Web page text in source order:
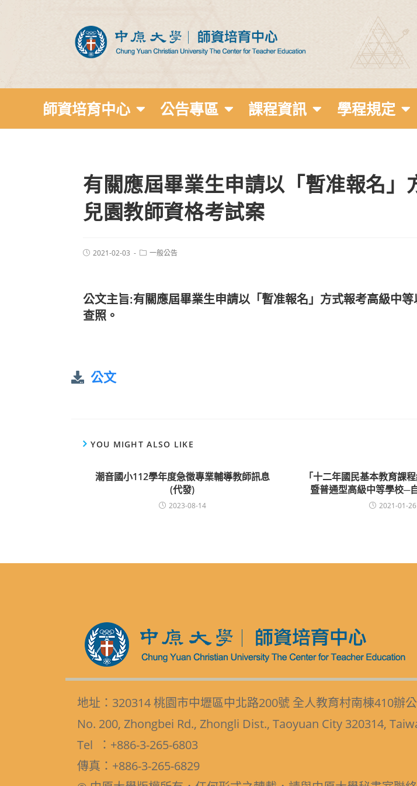
師資培育中心 公告專區 課程資訊 學程規定
有關應屆畢業生申請以「暫准報名
兒園教師資格考試案
2021-02-03 一般公告
公文主旨:有關應屆畢業生申請以「暫准報名」方式報考高級中
查照。
公文
YOU MIGHT ALSO LIKE
潮音國小112學年度急徵專業輔導教師訊息
(代發)
2023-08-14
「十二年國民基本教育課
暨普通型高級中等學校─
2021-01-26
地址：320314 桃園市中壢區中北路200號 全人教育村南棟410辦
No. 200, Zhongbei Rd., Zhongli Dist., Taoyuan City 320314,
Tel ：+886-3-265-6803
傳真：+886-3-265-6829